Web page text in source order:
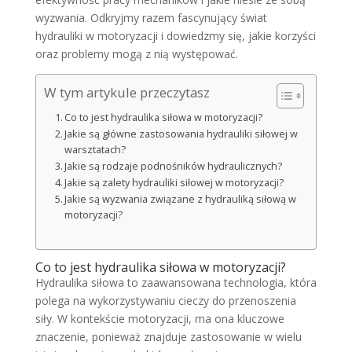
wyzwania. Odkryjmy razem fascynujący świat
hydrauliki w motoryzacji i dowiedzmy się, jakie korzyści
oraz problemy mogą z nią występować.
W tym artykule przeczytasz
Co to jest hydraulika siłowa w motoryzacji?
Jakie są główne zastosowania hydrauliki siłowej w
warsztatach?
Jakie są rodzaje podnośników hydraulicznych?
Jakie są zalety hydrauliki siłowej w motoryzacji?
Jakie są wyzwania związane z hydrauliką siłową w
motoryzacji?
Co to jest hydraulika siłowa w motoryzacji?
Hydraulika siłowa to zaawansowana technologia, która
polega na wykorzystywaniu cieczy do przenoszenia
siły. W kontekście motoryzacji, ma ona kluczowe
znaczenie, ponieważ znajduje zastosowanie w wielu